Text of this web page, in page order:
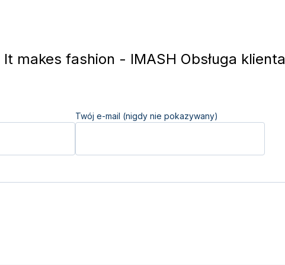
It makes fashion - IMASH Obsługa klienta
Twój e-mail (nigdy nie pokazywany)